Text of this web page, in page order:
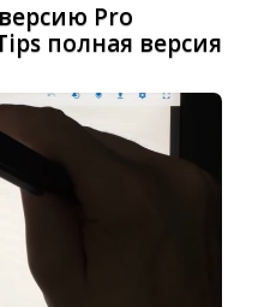
Pro
полная версия